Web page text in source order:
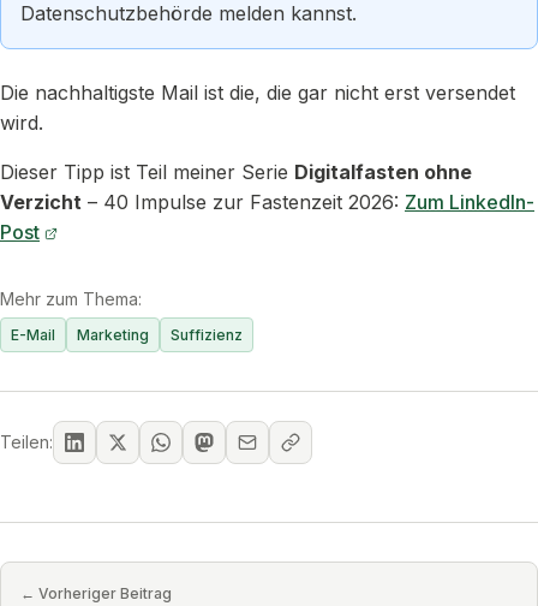
Datenschutzbehörde melden kannst.
Die nachhaltigste Mail ist die, die gar nicht erst versendet
wird.
Dieser Tipp ist Teil meiner Serie Digitalfasten ohne
Verzicht – 40 Impulse zur Fastenzeit 2026: Zum LinkedIn-
Post
Mehr zum Thema:
E-Mail Marketing Suffizienz
Teilen:
← Vorheriger Beitrag